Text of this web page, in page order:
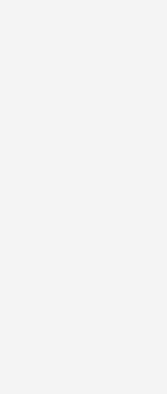
einzelner
der
auch wenn
habe,
kommende
Beispiel die
aus Holz, in
und lernen
wie „Mein
von
Neben
bei